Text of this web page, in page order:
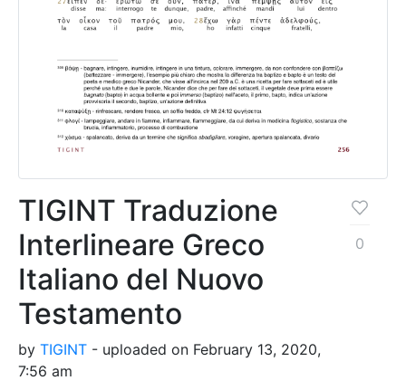
TIGINT Traduzione
Interlineare Greco
Italiano del Nuovo
Testamento
by TIGINT - uploaded on February 13, 2020,
7:56 am
0